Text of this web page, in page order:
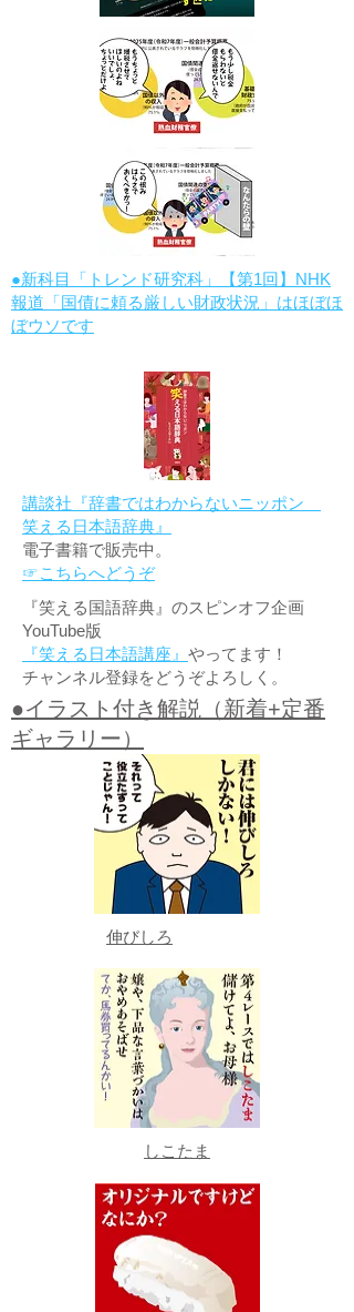
●新科目「トレンド研究科」【第1回】NHK
報道「国債に頼る厳しい財政状況」はほぼほ
ぼウソです
講談社『辞書ではわからないニッポン
笑える日本語辞典』
電子書籍で販売中。
☞こちらへどうぞ
『笑える国語辞典』のスピンオフ企画
YouTube版
『笑える日本語講座』 やってます！
チャンネル登録をどうぞよろしく。
●イラスト付き解説（新着+定番
ギャラリー）
伸びしろ
しこたま